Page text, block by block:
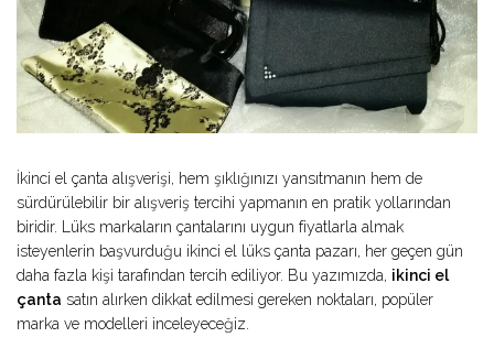
İkinci el çanta alışverişi, hem şıklığınızı yansıtmanın hem de
sürdürülebilir bir alışveriş tercihi yapmanın en pratik yollarından
biridir. Lüks markaların çantalarını uygun fiyatlarla almak
isteyenlerin başvurduğu ikinci el lüks çanta pazarı, her geçen gün
daha fazla kişi tarafından tercih ediliyor. Bu yazımızda, ikinci el
çanta satın alırken dikkat edilmesi gereken noktaları, popüler
marka ve modelleri inceleyeceğiz.